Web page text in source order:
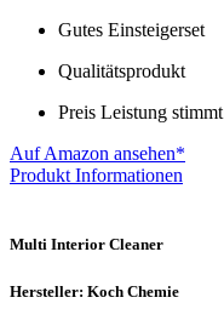
Gutes Einsteigerset
Qualitätsprodukt
Preis Leistung stimmt
Auf Amazon ansehen*
Produkt Informationen
Multi Interior Cleaner
Hersteller: Koch Chemie